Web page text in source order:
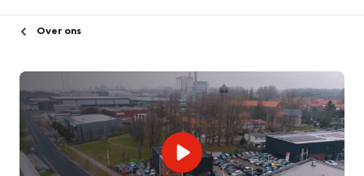
Over ons